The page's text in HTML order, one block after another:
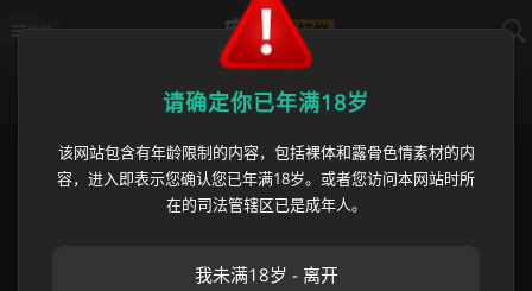
隐私策略
麻豆不打烊国内最新地址https://mdbdy012.com
麻豆不打烊海外永久地址https://mdbdy.com
播放异常? 请刷新或使用 麻豆不打烊app
发邮件获取 最新网址 👇长按复制保存👇
请确定你已年满18岁
该网站包含有年龄限制的内容，包括裸体和露骨色情素材的内
容，进入即表示您确认您已年满18岁。或者您访问本网站时所
在的司法管辖区已是成年人。
我未满18岁 - 离开